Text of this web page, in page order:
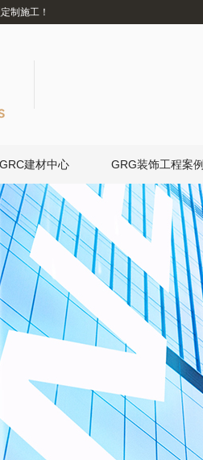
制施工！
建材中心 GRG装饰工程案例